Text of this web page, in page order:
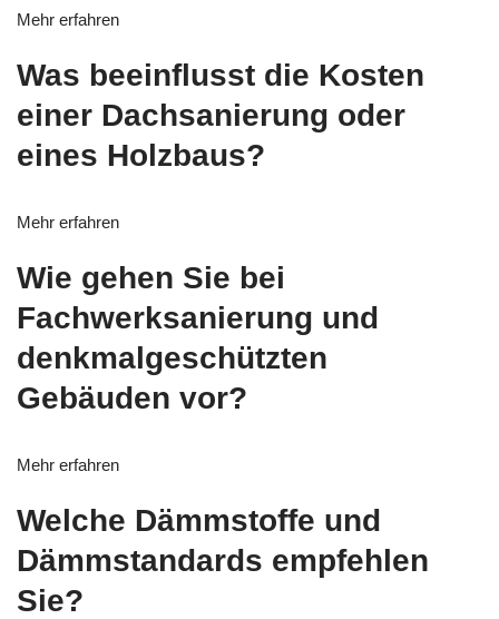
Mehr erfahren
Was beeinflusst die Kosten
einer Dachsanierung oder
eines Holzbaus?
Mehr erfahren
Wie gehen Sie bei
Fachwerksanierung und
denkmalgeschützten
Gebäuden vor?
Mehr erfahren
Welche Dämmstoffe und
Dämmstandards empfehlen
Sie?